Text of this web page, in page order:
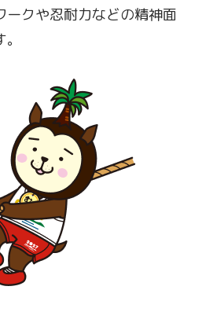
ークや忍耐力などの精神面